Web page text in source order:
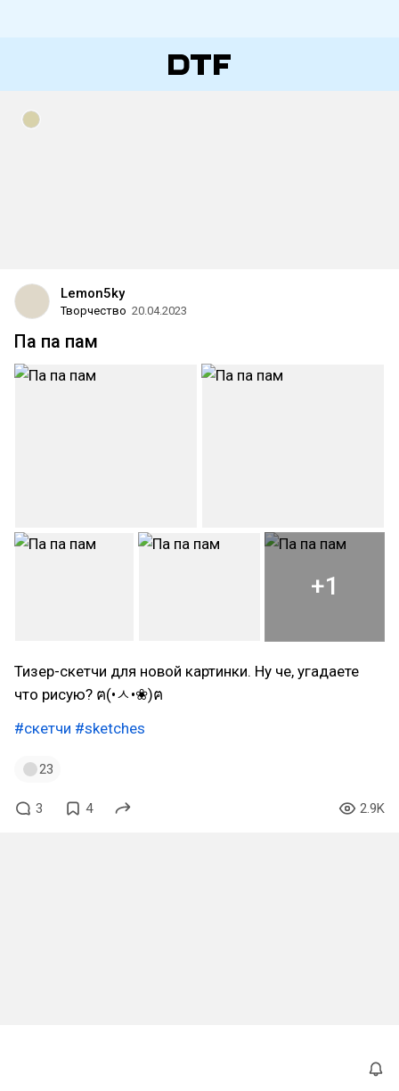
Lemon5ky
Творчество 20.04.2023
Па па пам
+1
Тизер-скетчи для новой картинки. Ну че, угадаете
что рисую? ฅ(•ㅅ•❀)ฅ
#скетчи #sketches
23
3 4 2.9K